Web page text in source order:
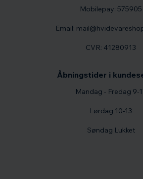
Mobilepay: 575905
Email:
CVR: 41280913
Åbningstider i
Mandag - Fredag 9-
Lørdag 10-13
Søndag Lukket